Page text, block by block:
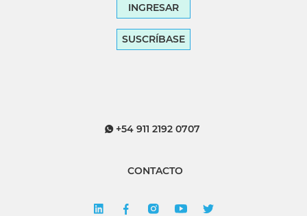
INGRESAR
SUSCRÍBASE
+54 911 2192 0707
CONTACTO